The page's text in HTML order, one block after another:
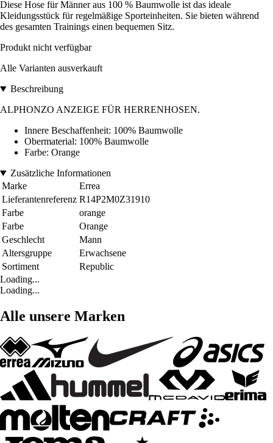
Diese Hose für Männer aus 100 % Baumwolle ist das ideale
Kleidungsstück für regelmäßige Sporteinheiten. Sie bieten während
des gesamten Trainings einen bequemen Sitz.
Produkt nicht verfügbar
Alle Varianten ausverkauft
Beschreibung
ALPHONZO ANZEIGE FÜR HERRENHOSEN.
Innere Beschaffenheit: 100% Baumwolle
Obermaterial: 100% Baumwolle
Farbe: Orange
Zusätzliche Informationen
Marke
Errea
Lieferantenreferenz R14P2M0Z31910
Farbe
orange
Farbe
Orange
Geschlecht
Mann
Altersgruppe
Erwachsene
Sortiment
Republic
Loading...
Loading...
Alle unsere Marken